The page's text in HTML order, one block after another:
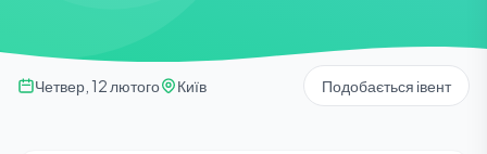
Четвер, 12 лютого Київ Подобається івент